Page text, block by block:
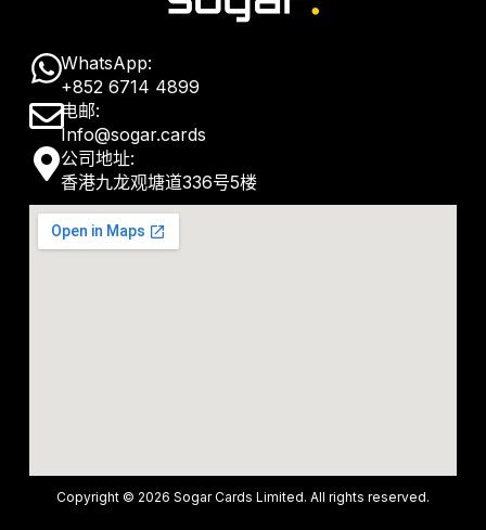
W
h
a
t
s
a
WhatsApp:
+852 6714 4899
E
n
v
e
l
电邮:
Info@sogar.cards
M
a
p
r
-
公司地址:
香港九龙观塘道336号5楼
Copyright © 2026 Sogar Cards Limited. All rights reserved.